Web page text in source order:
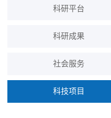
科研平台
科研成果
社会服务
科技项目